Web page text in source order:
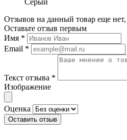
Серый
Отзывов на данный товар еще нет,
Оставьте отзыв первым
Имя *
Email *
Текст отзыва *
Изображение
Оценка
Оставить отзыв